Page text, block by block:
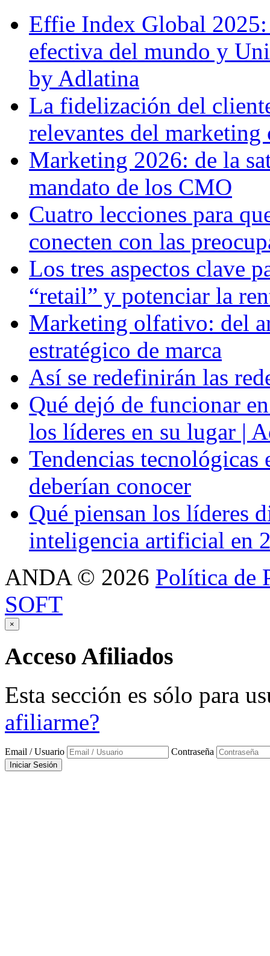
Effie Index Global 2025:
efectiva del mundo y
by Adlatina
La fidelización del
relevantes del
Marketing 2026: de la
mandato de los CMO
Cuatro lecciones para
conecten con las
Los tres aspectos clave
“retail” y potenciar la
Marketing olfativo: del
estratégico de marca
Así se redefinirán las
Qué dejó de funcionar
los líderes en su lugar |
Tendencias tecnológicas
deberían conocer
Qué piensan los líderes
inteligencia artificial en
ANDA © 2026 Política de
SOFT
×
Acceso Afiliados
Esta sección es sólo para
afiliarme?
Email / Usuario Contraseña
Iniciar Sesión